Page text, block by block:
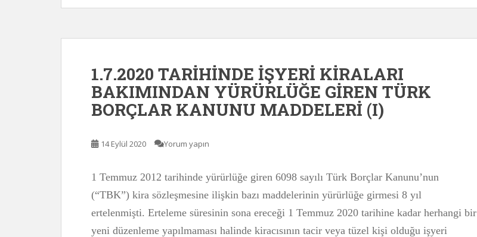
1.7.2020 TARİHİNDE İŞYERİ KİRALARI
BAKIMINDAN YÜRÜRLÜĞE GİREN TÜRK
BORÇLAR KANUNU MADDELERİ (I)
14 Eylül 2020 Yorum yapın
1 Temmuz 2012 tarihinde yürürlüğe giren 6098 sayılı Türk Borçlar Kanunu’nun
(“TBK”) kira sözleşmesine ilişkin bazı maddelerinin yürürlüğe girmesi 8 yıl
ertelenmişti. Erteleme süresinin sona ereceği 1 Temmuz 2020 tarihine kadar herhangi bir
yeni düzenleme yapılmaması halinde kiracısının tacir veya tüzel kişi olduğu işyeri